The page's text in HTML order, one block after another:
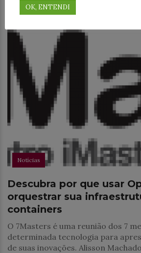
Notícias
Descubra por que usar
orquestrar sua
containers
O 7Masters é uma reunião dos 7
determinada tecnologia para
de suas inovações. Alisson
OK, ENTENDI